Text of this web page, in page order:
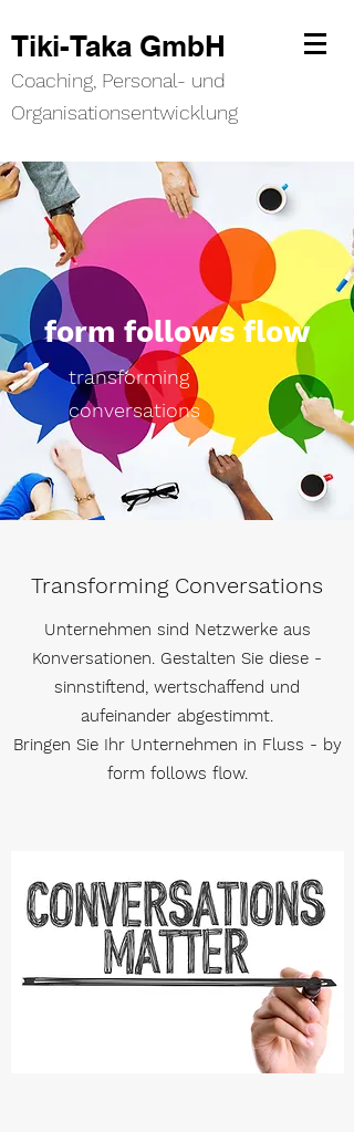
Tiki-Taka GmbH
Coaching, Personal- und
Organisationsentwicklung
form follows flow
transforming
conversations
Transforming Conversations
Unternehmen sind Netzwerke aus
Konversationen. Gestalten Sie diese -
sinnstiftend, wertschaffend und
aufeinander abgestimmt.
Bringen Sie Ihr Unternehmen in Fluss - by
form follows flow.